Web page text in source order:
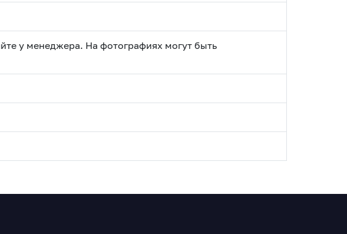
у менеджера. На фотографиях могут быть